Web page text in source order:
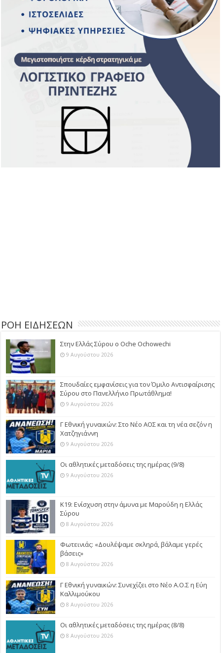
ΡΟΗ ΕΙΔΗΣΕΩΝ
Στην Ελλάς Σύρου ο Oche Ochowechi
9 Αυγούστου 2026
Σπουδαίες εμφανίσεις για τον Όμιλο Αντισφαίρισης
Σύρου στο Πανελλήνιο Πρωτάθλημα!
9 Αυγούστου 2026
Γ Εθνική γυναικών: Στο Νέο ΑΟΣ και τη νέα σεζόν η
Χατζηγιάννη
9 Αυγούστου 2026
Οι αθλητικές μεταδόσεις της ημέρας (9/8)
9 Αυγούστου 2026
Κ19: Ενίσχυση στην άμυνα με Μαρούδη η Ελλάς
Σύρου
8 Αυγούστου 2026
Φωτεινιάς: «Δουλέψαμε σκληρά, βάλαμε γερές
βάσεις»
8 Αυγούστου 2026
Γ Εθνική γυναικών: Συνεχίζει στο Νέο Α.Ο.Σ η Εύη
Καλλιμούκου
8 Αυγούστου 2026
Οι αθλητικές μεταδόσεις της ημέρας (8/8)
8 Αυγούστου 2026